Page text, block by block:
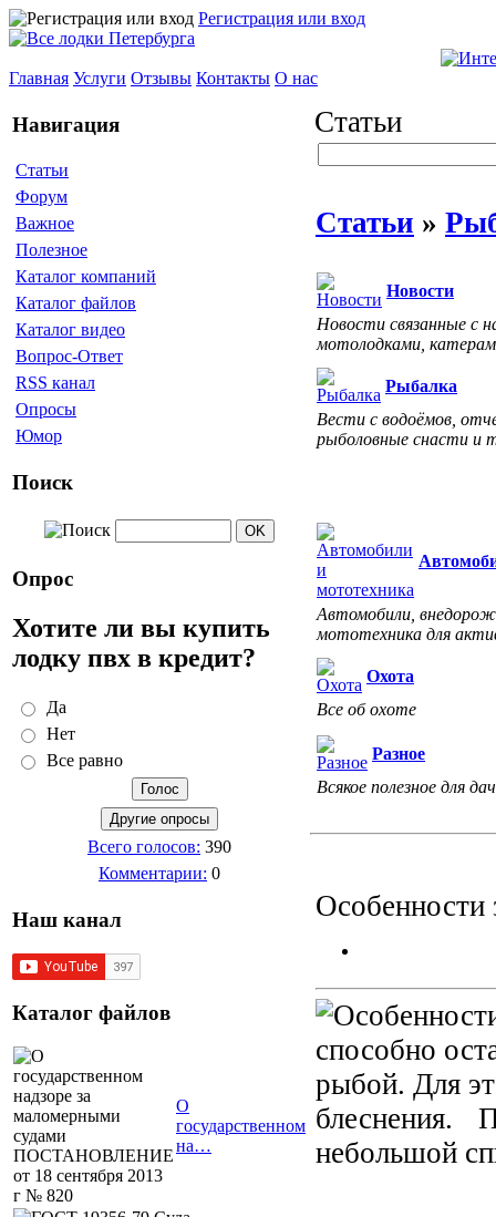
Регистрация или вход
Главная Услуги Отзывы Контакты О нас
Навигация
Статьи
Форум
Важное
Полезное
Каталог компаний
Каталог файлов
Каталог видео
Вопрос-Ответ
RSS канал
Опросы
Юмор
Поиск
Опрос
Хотите ли вы купить
лодку пвх в кредит?
Да
Нет
Все равно
Всего голосов: 390
Комментарии: 0
Наш канал
Каталог файлов
О
государственном
на…
Статьи
Статьи »
Новости
Новости связанные с
мотолодками,
Рыбалка
Вести с водоёмов,
рыболовные снасти и
Автомобили,
мототехника для
Охота
Все об охоте
Разное
Всякое полезное для
Особенности
способно
рыбой. Для
небольшой